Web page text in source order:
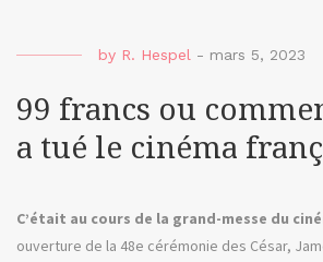
by R. Hespel - mars 5, 2023
99 francs ou
a tué le cinéma
C’était au cours de la grand-messe du
ouverture de la 48e cérémonie des César,